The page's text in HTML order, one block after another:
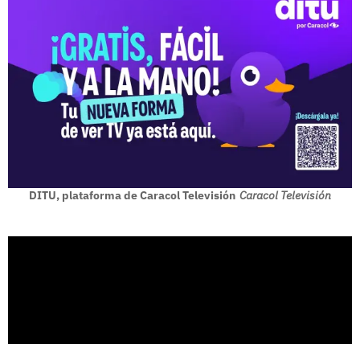
DITU, plataforma de Caracol Televisión Caracol Televisión